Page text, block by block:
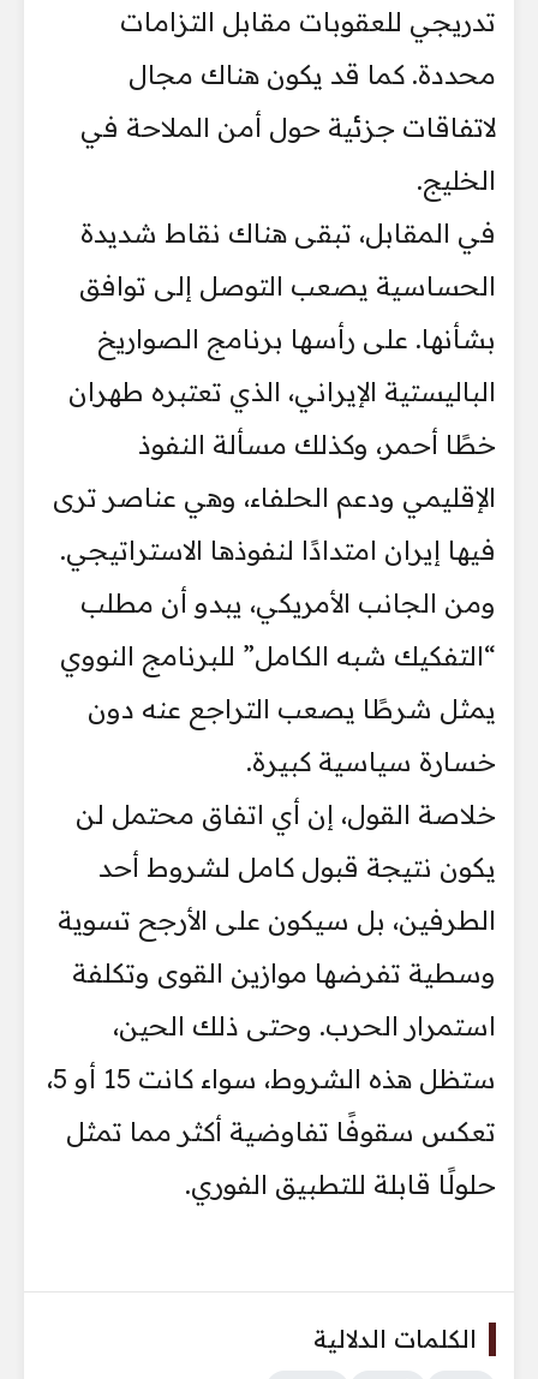
تدريجي للعقوبات مقابل التزامات
محددة. كما قد يكون هناك مجال
لاتفاقات جزئية حول أمن الملاحة في
الخليج.
في المقابل، تبقى هناك نقاط شديدة
الحساسية يصعب التوصل إلى توافق
بشأنها. على رأسها برنامج الصواريخ
الباليستية الإيراني، الذي تعتبره طهران
خطًا أحمر، وكذلك مسألة النفوذ
الإقليمي ودعم الحلفاء، وهي عناصر ترى
فيها إيران امتدادًا لنفوذها الاستراتيجي.
ومن الجانب الأمريكي، يبدو أن مطلب
“التفكيك شبه الكامل” للبرنامج النووي
يمثل شرطًا يصعب التراجع عنه دون
خسارة سياسية كبيرة.
خلاصة القول، إن أي اتفاق محتمل لن
يكون نتيجة قبول كامل لشروط أحد
الطرفين، بل سيكون على الأرجح تسوية
وسطية تفرضها موازين القوى وتكلفة
استمرار الحرب. وحتى ذلك الحين،
ستظل هذه الشروط، سواء كانت 15 أو 5،
تعكس سقوفًا تفاوضية أكثر مما تمثل
حلولًا قابلة للتطبيق الفوري.
الكلمات الدلالية